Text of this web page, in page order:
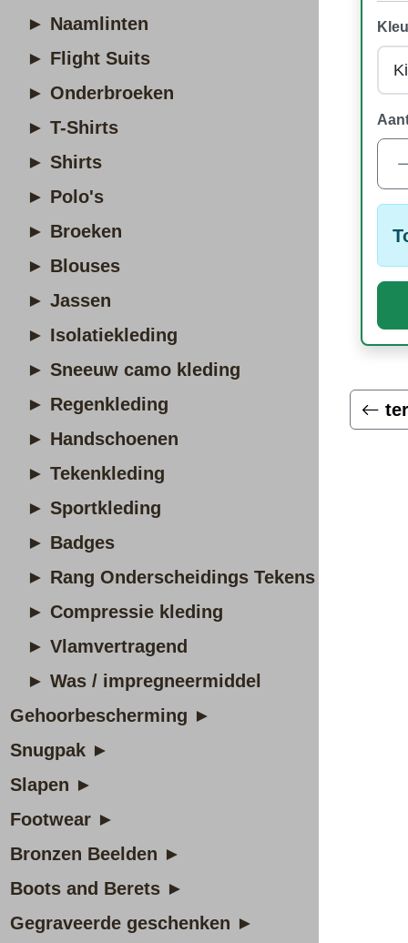
► Naamlinten
► Flight Suits
► Onderbroeken
► T-Shirts
► Shirts
► Polo's
► Broeken
► Blouses
► Jassen
► Isolatiekleding
► Sneeuw camo kleding
► Regenkleding
► Handschoenen
► Tekenkleding
► Sportkleding
► Badges
► Rang Onderscheidings Tekens
► Compressie kleding
► Vlamvertragend
► Was / impregneermiddel
Gehoorbescherming ►
Snugpak ►
Slapen ►
Footwear ►
Bronzen Beelden ►
Boots and Berets ►
Gegraveerde geschenken ►